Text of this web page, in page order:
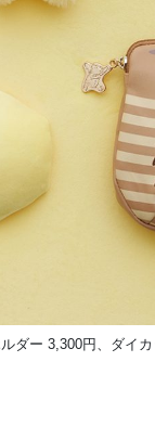
ダー 3,300円、ダ